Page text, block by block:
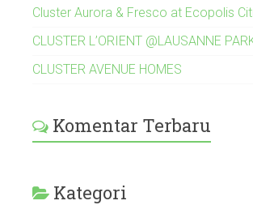
Cluster Aurora & Fresco at Ecopolis
CLUSTER L’ORIENT @LAUSANNE
CLUSTER AVENUE HOMES
Komentar Terbaru
Kategori